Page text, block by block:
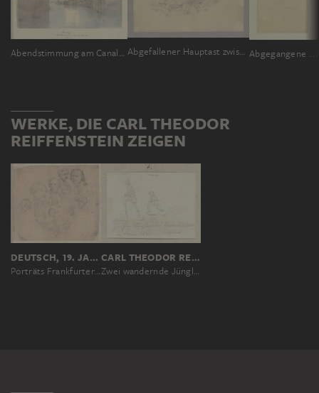
Abendstimmung am Canale grande, im Hintergrund S. Maria della Salute Abgefallener Hauptast zwischen Geröll Abgegangene Pfarrkirche von Dillheim
WERKE, DIE CARL THEODOR
REIFFENSTEIN ZEIGEN
DEUTSCH, 19. JAHRHUNDERT
Porträts Frankfurter Künstler aus dem Städelschen Institut
CARL THEODOR REIFFENSTEIN
Zwei wandernde Jünglinge, eilends nach links (der Künstler und ein Begleiter auf dem Weg zwischen Münster bei Dieburg und Unterliederbach bei Frankfurt)